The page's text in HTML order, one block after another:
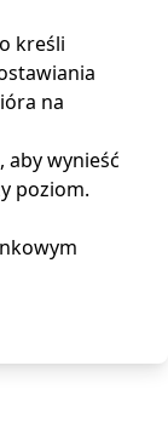
kreśli
na
aby wynieść
poziom.